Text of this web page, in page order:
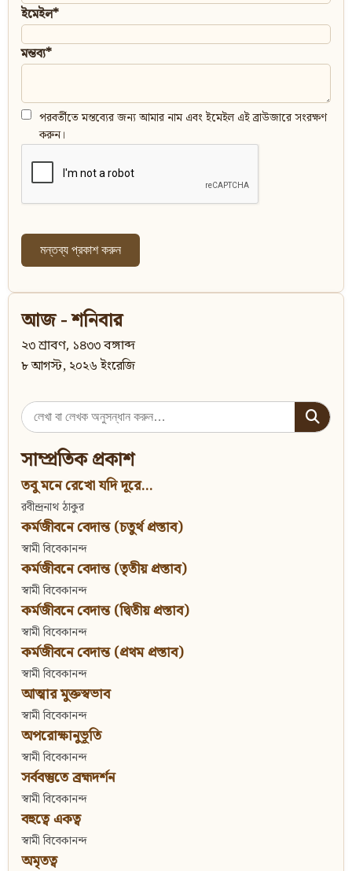
ইমেইল*
মন্তব্য*
পরবর্তীতে মন্তব্যের জন্য আমার নাম এবং ইমেইল এই ব্রাউজারে সংরক্ষণ
করুন।
আজ - শনিবার
২৩ শ্রাবণ, ১৪৩৩ বঙ্গাব্দ
৮ আগস্ট, ২০২৬ ইংরেজি
Search
for:
সাম্প্রতিক প্রকাশ
তবু মনে রেখো যদি দূরে...
রবীন্দ্রনাথ ঠাকুর
কর্মজীবনে বেদান্ত (চতুর্থ প্রস্তাব)
স্বামী বিবেকানন্দ
কর্মজীবনে বেদান্ত (তৃতীয় প্রস্তাব)
স্বামী বিবেকানন্দ
কর্মজীবনে বেদান্ত (দ্বিতীয় প্রস্তাব)
স্বামী বিবেকানন্দ
কর্মজীবনে বেদান্ত (প্রথম প্রস্তাব)
স্বামী বিবেকানন্দ
আত্মার মুক্তস্বভাব
স্বামী বিবেকানন্দ
অপরোক্ষানুভূতি
স্বামী বিবেকানন্দ
সর্ববস্তুতে ব্রহ্মদর্শন
স্বামী বিবেকানন্দ
বহুত্বে একত্ব
স্বামী বিবেকানন্দ
অমৃতত্ব